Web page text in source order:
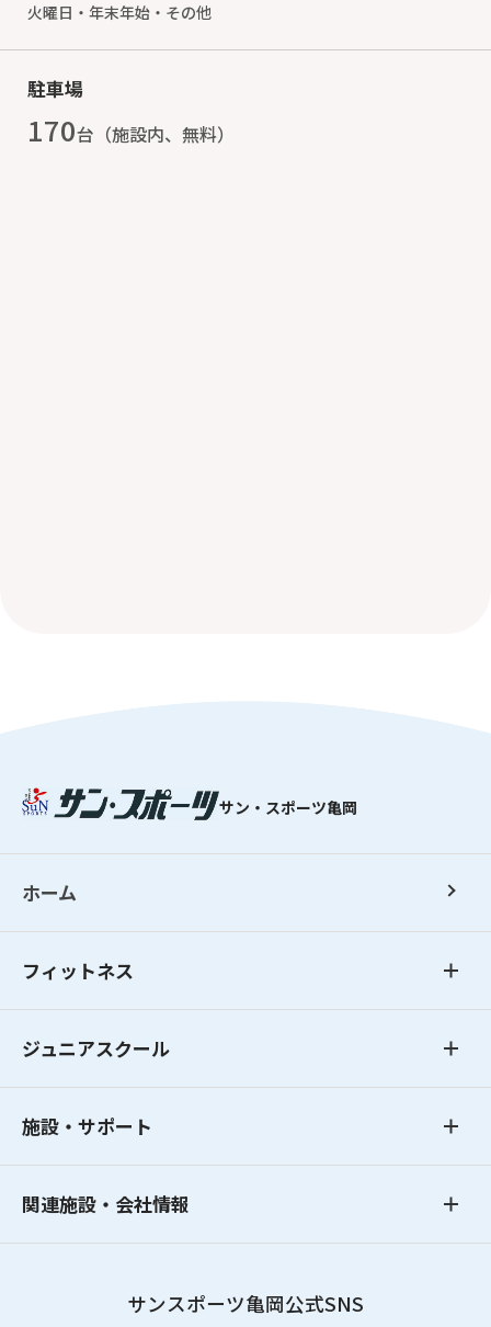
火曜日・年末年始・その他
駐車場
170台（施設内、無料）
サン・スポーツ亀岡
ホーム
フィットネス
ジュニアスクール
施設・サポート
関連施設・会社情報
サンスポーツ亀岡公式SNS